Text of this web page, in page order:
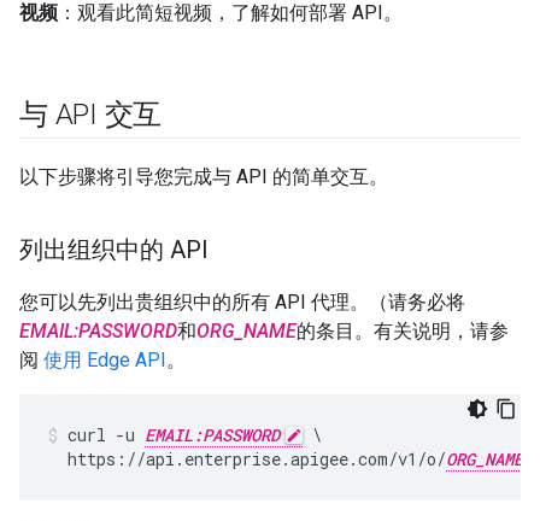
视频 ：观看此简短视频，了解如何部署 API。
与 API 交互
以下步骤将引导您完成与 API 的简单交互。
列出组织中的 API
您可以先列出贵组织中的所有 API 代理。（请务必将
EMAIL:PASSWORD和ORG_NAME的条目。有关说明，请参
阅 使用 Edge API。
curl -u EMAIL:PASSWORD
\
  https://api.enterprise.apigee.com/v1/o/
ORG_NAME